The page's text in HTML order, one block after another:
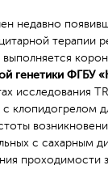
недавно
терапии
генетики
исследования
клопидогрелом
с сахарным
проходимости